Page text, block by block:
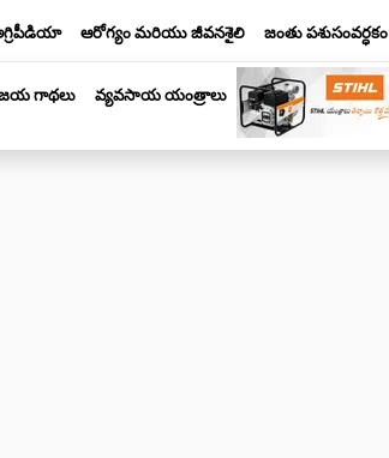
ఆరోగ్యం మరియు జీవనశైలి జంతు పశుసంవర్ధకం
గాథలు వ్యవసాయ యంత్రాలు